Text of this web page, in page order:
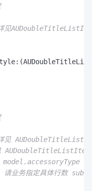
见
见
model.accessoryType 的确
业务指定具体行数